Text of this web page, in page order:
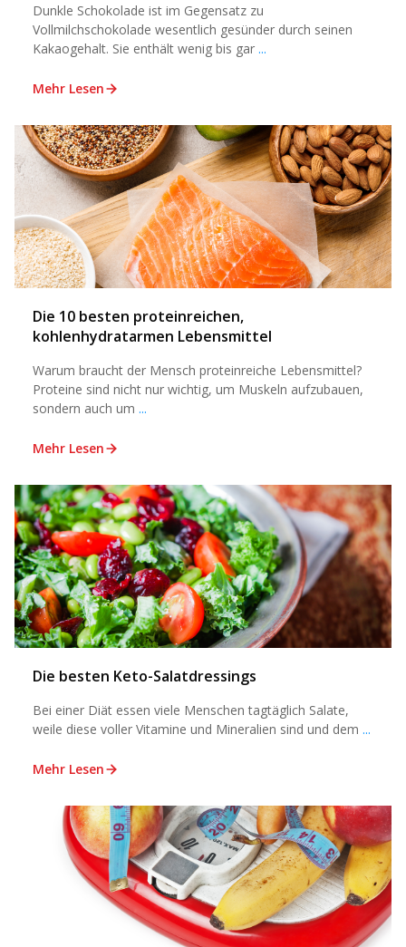
Dunkle Schokolade ist im Gegensatz zu
Vollmilchschokolade wesentlich gesünder durch seinen
Kakaogehalt. Sie enthält wenig bis gar ...
Mehr Lesen
Die 10 besten proteinreichen,
kohlenhydratarmen Lebensmittel
Warum braucht der Mensch proteinreiche Lebensmittel?
Proteine sind nicht nur wichtig, um Muskeln aufzubauen,
sondern auch um ...
Mehr Lesen
Die besten Keto-Salatdressings
Bei einer Diät essen viele Menschen tagtäglich Salate,
weile diese voller Vitamine und Mineralien sind und dem ...
Mehr Lesen